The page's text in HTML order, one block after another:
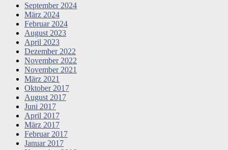
September 2024
März 2024
Februar 2024
August 2023
April 2023
Dezember 2022
November 2022
November 2021
März 2021
Oktober 2017
August 2017
Juni 2017
April 2017
März 2017
Februar 2017
Januar 2017